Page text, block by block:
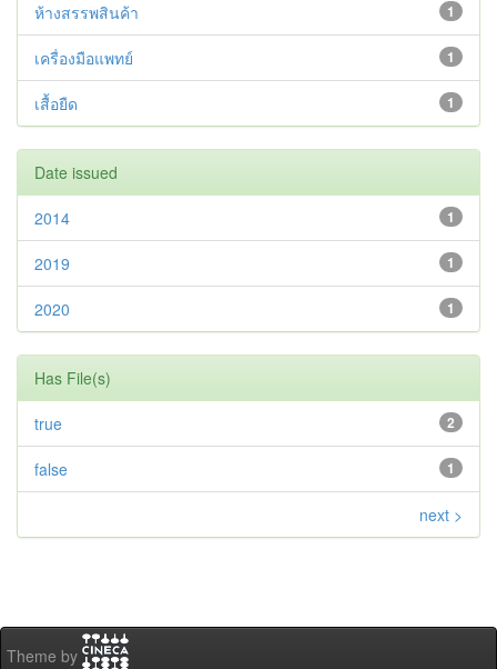
1
ห้างสรรพสินค้า
1
เครื่องมือแพทย์
1
เสื้อยืด
Date issued
1
2014
1
2019
1
2020
Has File(s)
2
true
1
false
next >
Theme by